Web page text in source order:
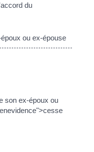
du
ou ex-épouse
son ex-époux ou